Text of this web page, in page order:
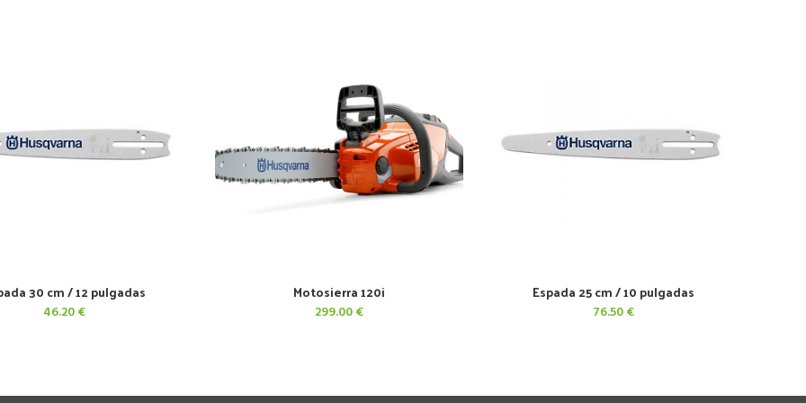
AÑADIR AL CARRITO
30 cm / 12 pulgadas
46.20€
AÑADIR AL CARRITO
Motosierra 120i
299.00€
AÑADIR AL CARRITO
Espada 25 cm / 10 pulgadas
76.50€